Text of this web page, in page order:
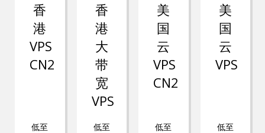
香
港
VPS
CN2
低至
香
港
大
带
宽
VPS
低至
美
国
云
VPS
CN2
低至
美
国
云
VPS
低至